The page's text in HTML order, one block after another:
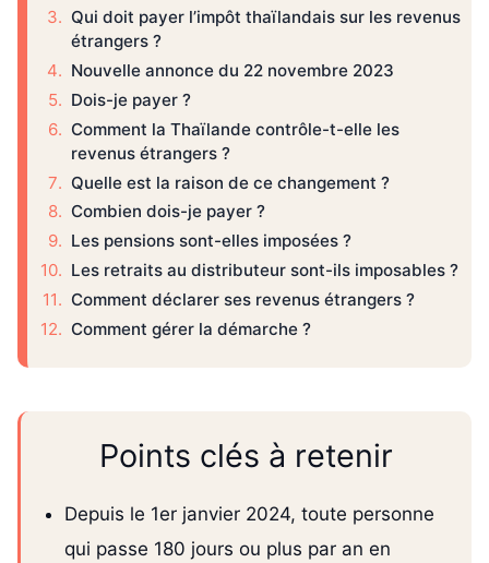
Qui doit payer l’impôt thaïlandais sur les revenus
étrangers ?
Nouvelle annonce du 22 novembre 2023
Dois-je payer ?
Comment la Thaïlande contrôle-t-elle les
revenus étrangers ?
Quelle est la raison de ce changement ?
Combien dois-je payer ?
Les pensions sont-elles imposées ?
Les retraits au distributeur sont-ils imposables ?
Comment déclarer ses revenus étrangers ?
Comment gérer la démarche ?
Points clés à retenir
Depuis le 1er janvier 2024, toute personne
qui passe 180 jours ou plus par an en